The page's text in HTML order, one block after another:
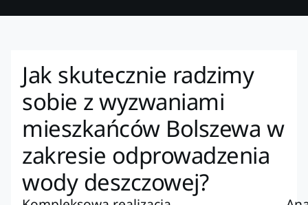
Jak skutecznie radzimy
sobie z wyzwaniami
mieszkańców Bolszewa w
zakresie odprowadzenia
wody deszczowej?